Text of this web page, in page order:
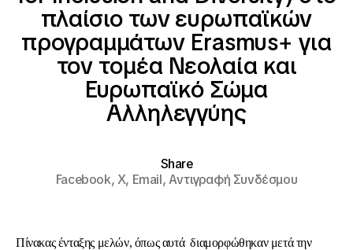
πλαίσιο των ευρωπαϊκών
προγραμμάτων Erasmus+ για
τον τομέα Νεολαία και
Ευρωπαϊκό Σώμα
Αλληλεγγύης
Share
Facebook,X, Email,Αντιγραφή Συνδέσμου
Πίνακας ένταξης μελών, όπως αυτά διαμορφώθηκαν μετά την